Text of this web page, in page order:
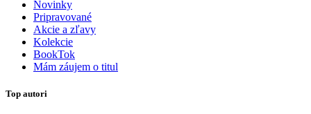
Novinky
Pripravované
Akcie a zľavy
Kolekcie
BookTok
Mám záujem o titul
Top autori